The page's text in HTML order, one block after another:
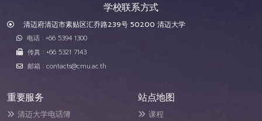
学校联系方式
清迈府清迈市素贴区汇乔路239号 50200 清迈大学
电话 : +66 5394 1300
传真 : +66 5321 7143
邮箱 : contacts@cmu.ac.th
重要服务
清迈大学电话簿
站点地图
课程